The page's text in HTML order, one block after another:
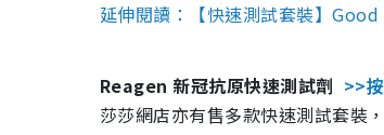
延伸閱讀：【快速測試套裝】
Reagen 新冠抗原快速測試劑 >>
莎莎網店亦有售多款快速測試套裝